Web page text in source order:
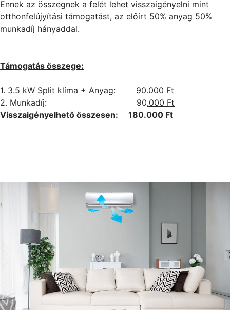
Ennek az összegnek a felét lehet visszaigényelni mint
otthonfelújyítási támogatást, az előírt 50% anyag 50%
munkadíj hányaddal.
Támogatás összege:
1. 3.5 kW Split klíma + Anyag: 90.000 Ft
2. Munkadíj: 90.000 Ft
Visszaigényelhető összesen: 180.000 Ft